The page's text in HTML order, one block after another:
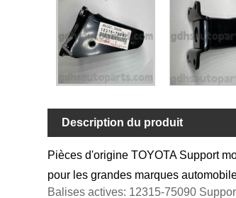
Description du produit
Pièces d'origine TOYOTA Support
pour les grandes marques
Balises actives: 12315-75090